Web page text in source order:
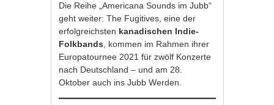
Die Reihe „Americana Sounds im Jubb“
geht weiter: The Fugitives, eine der
erfolgreichsten kanadischen Indie-
Folkbands , kommen im Rahmen ihrer
Europatournee 2021 für zwölf Konzerte
nach Deutschland – und am 28.
Oktober auch ins Jubb Werden.